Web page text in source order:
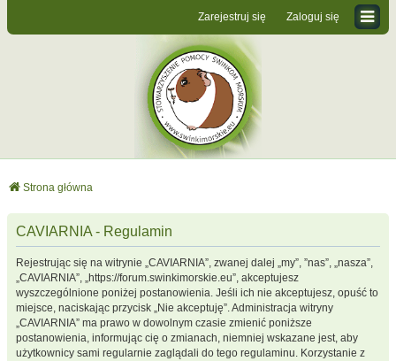
Zaloguj się
Zarejestruj się
Strona główna
CAVIARNIA - Regulamin
Rejestrując się na witrynie „CAVIARNIA”, zwanej dalej „my”, ”nas”, „nasza”,
„CAVIARNIA”, „https://forum.swinkimorskie.eu”, akceptujesz
wyszczególnione poniżej postanowienia. Jeśli ich nie akceptujesz, opuść to
miejsce, naciskając przycisk „Nie akceptuję”. Administracja witryny
„CAVIARNIA” ma prawo w dowolnym czasie zmienić poniższe
postanowienia, informując cię o zmianach, niemniej wskazane jest, aby
użytkownicy sami regularnie zaglądali do tego regulaminu. Korzystanie z